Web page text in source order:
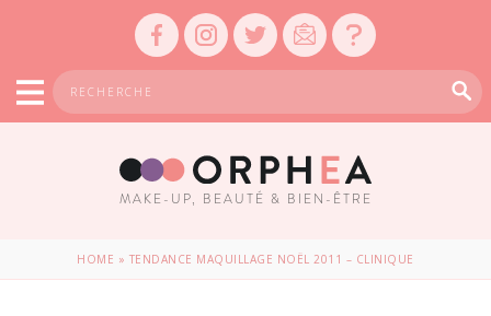
MAKE-UP, BEAUTÉ & BIEN-ÊTRE
HOME » TENDANCE MAQUILLAGE NOËL 2011 – CLINIQUE